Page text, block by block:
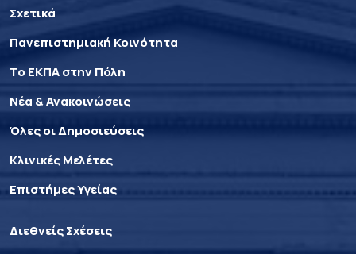
Σχετικά
Πανεπιστημιακή Κοινότητα
Το ΕΚΠΑ στην Πόλη
Νέα & Ανακοινώσεις
Όλες οι Δημοσιεύσεις
Κλινικές Μελέτες
Επιστήμες Υγείας
Διεθνείς Σχέσεις